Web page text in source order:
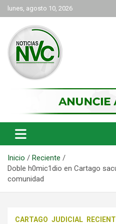
Saltar
al
contenido
lunes, agosto 10, 2026
NVC Noticias
Inicio
Reciente
Doble h0mic1dio en Cartago
comunidad
CARTAGO JUDICIAL